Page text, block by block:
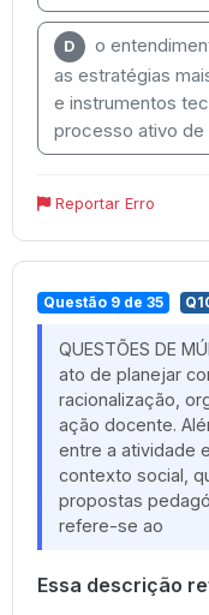
D
o
as estratégias
e instrumentos
processo ativo de
Reportar Erro
Questão 9 de 35
QUESTÕES DE
ato de planejar
racionalização,
ação docente.
entre a atividade
contexto social,
propostas
refere-se ao
Essa descrição